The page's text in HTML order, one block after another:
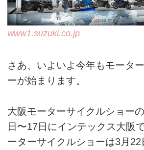
www1.suzuki.co.jp
さあ、いよいよ今年もモータ
ーが始まります。
大阪モーターサイクルショー
日〜17日にインテックス大阪
ーターサイクルショーは3月